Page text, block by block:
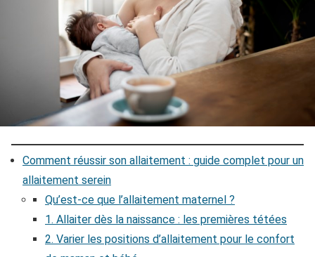
Comment réussir son allaitement : guide complet pour un
allaitement serein
Qu’est-ce que l’allaitement maternel ?
1. Allaiter dès la naissance : les premières tétées
2. Varier les positions d’allaitement pour le confort